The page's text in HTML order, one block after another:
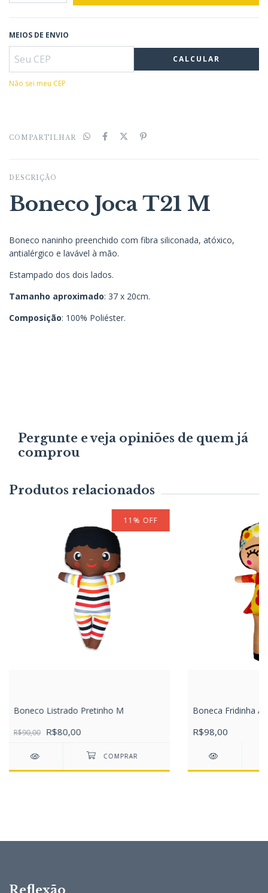
MEIOS DE ENVIO
CALCULAR
Não sei meu CEP
COMPARTILHAR
DESCRIÇÃO
Boneco Joca T21 M
Boneco naninho preenchido com fibra siliconada, atóxico,
antialérgico e lavável à mão.
Estampado dos dois lados.
Tamanho aproximado: 37 x 20cm.
Composição: 100% Poliéster.
Pergunte e veja opiniões de quem já
comprou
Produtos relacionados
11 % OFF
Boneco Listrado Pretinho M
R$90,00 R$80,00
Boneca Fridinha
R$98,00